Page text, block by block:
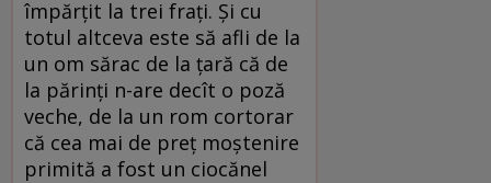
împărțit la trei frați. Și cu
totul altceva este să afli de la
un om sărac de la țară că de
la părinți n-are decît o poză
veche, de la un rom cortorar
că cea mai de preț moștenire
primită a fost un ciocănel